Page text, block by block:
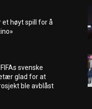
et høyt spill for å
svenske
glad for at
ble avblåst